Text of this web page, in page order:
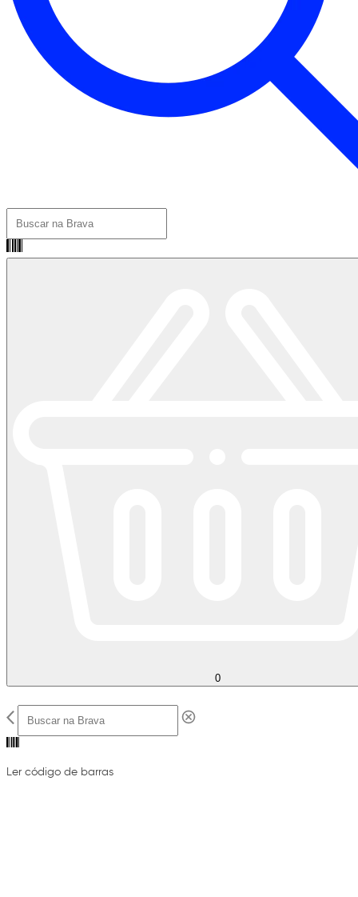
0
Ler código de barras